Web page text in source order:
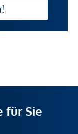
für Sie